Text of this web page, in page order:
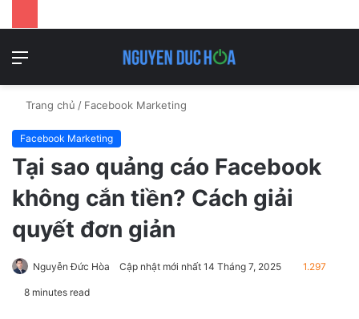
mục
Trang chủ / Facebook Marketing
Facebook Marketing
Tại sao quảng cáo Facebook
không cắn tiền? Cách giải
quyết đơn giản
Nguyễn Đức Hòa Cập nhật mới nhất 14 Tháng 7, 2025 1.297
8 minutes read